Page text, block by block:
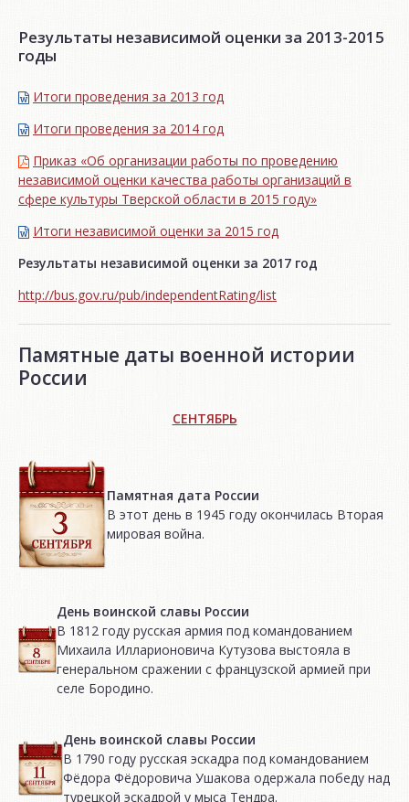
Результаты независимой оценки за 2013-2015
годы
Итоги проведения за 2013 год
Итоги проведения за 2014 год
Приказ «Об организации работы по проведению
независимой оценки качества работы организаций в
сфере культуры Тверской области в 2015 году»
Итоги независимой oценки за 2015 год
Результаты независимой оценки за 2017 год
http://bus.gov.ru/pub/independentRating/list
Памятные даты военной истории
России
СЕНТЯБРЬ
Памятная дата России
В этот день в 1945 году окончилась Вторая
мировая война.
День воинской славы России
В 1812 году русская армия под командованием
Михаила Илларионовича Кутузова выстояла в
генеральном сражении с французской армией при
селе Бородино.
День воинской славы России
В 1790 году русская эскадра под командованием
Фёдора Фёдоровича Ушакова одержала победу над
турецкой эскадрой у мыса Тендра.